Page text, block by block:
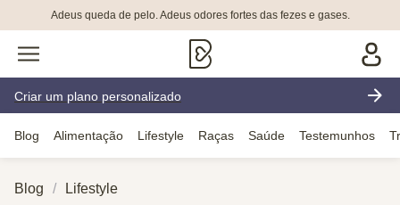
Adeus queda de pelo. Adeus odores fortes das fezes e gases.
Criar um plano personalizado
Blog Alimentação Lifestyle Raças Saúde Testemunhos
Blog Lifestyle